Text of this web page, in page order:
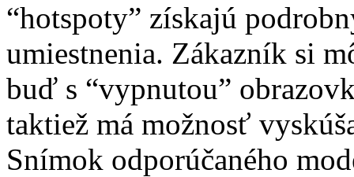
“hotspoty” získajú
umiestnenia. Zákazník si
buď s “vypnutou”
taktiež má možnosť
Snímok odporúčaného